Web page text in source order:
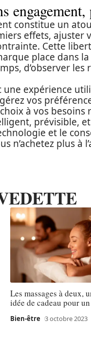
constitue un
effets, ajuster
Cette
place dans
d’observer
une expérience
vos
à vos besoins
prévisible,
et le
n’achetez plus à
Les massages à deux,
idée de cadeau pour
Bien-être 3 octobre 2023